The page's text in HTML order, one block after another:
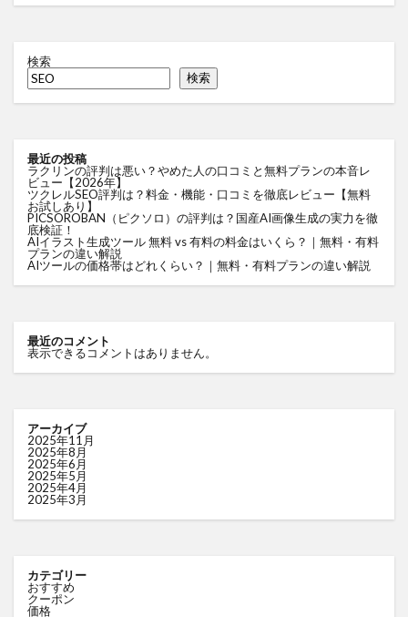
検索
検索
最近の投稿
ラクリンの評判は悪い？やめた人の口コミと無料プランの本音レ
ビュー【2026年】
ツクレルSEO評判は？料金・機能・口コミを徹底レビュー【無料
お試しあり】
PICSOROBAN（ピクソロ）の評判は？国産AI画像生成の実力を徹
底検証！
AIイラスト生成ツール 無料 vs 有料の料金はいくら？｜無料・有料
プランの違い解説
AIツールの価格帯はどれくらい？｜無料・有料プランの違い解説
最近のコメント
表示できるコメントはありません。
アーカイブ
2025年11月
2025年8月
2025年6月
2025年5月
2025年4月
2025年3月
カテゴリー
おすすめ
クーポン
価格